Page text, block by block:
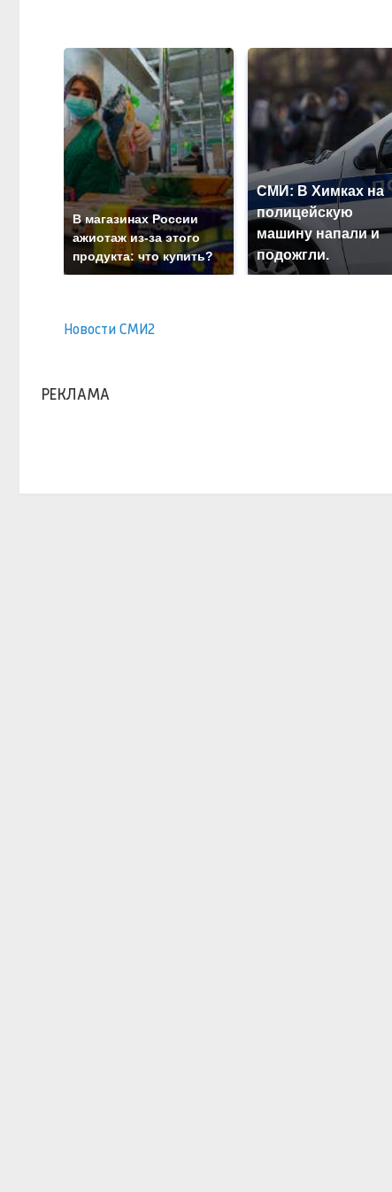
В магазинах России
ажиотаж из-за этого
продукта: что купить?
СМИ: В Химках на
полицейскую
машину напали и
подожгли.
Новости СМИ2
РЕКЛАМА